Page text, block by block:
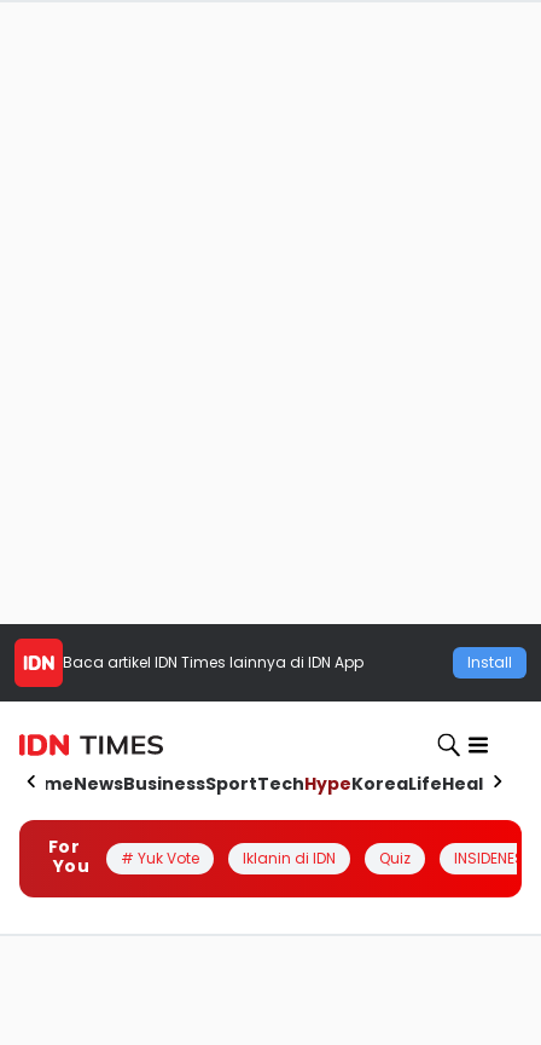
Baca artikel IDN Times lainnya di IDN App Install
HomeNewsBusinessSportTechHypeKoreaLifeHealth
For
You
# Yuk Vote Iklanin di IDN Quiz INSIDENESIA